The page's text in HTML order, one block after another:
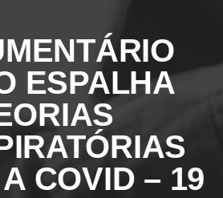
ESPALHA
COVID – 19